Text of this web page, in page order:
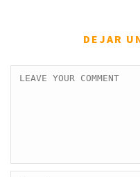
DEJAR